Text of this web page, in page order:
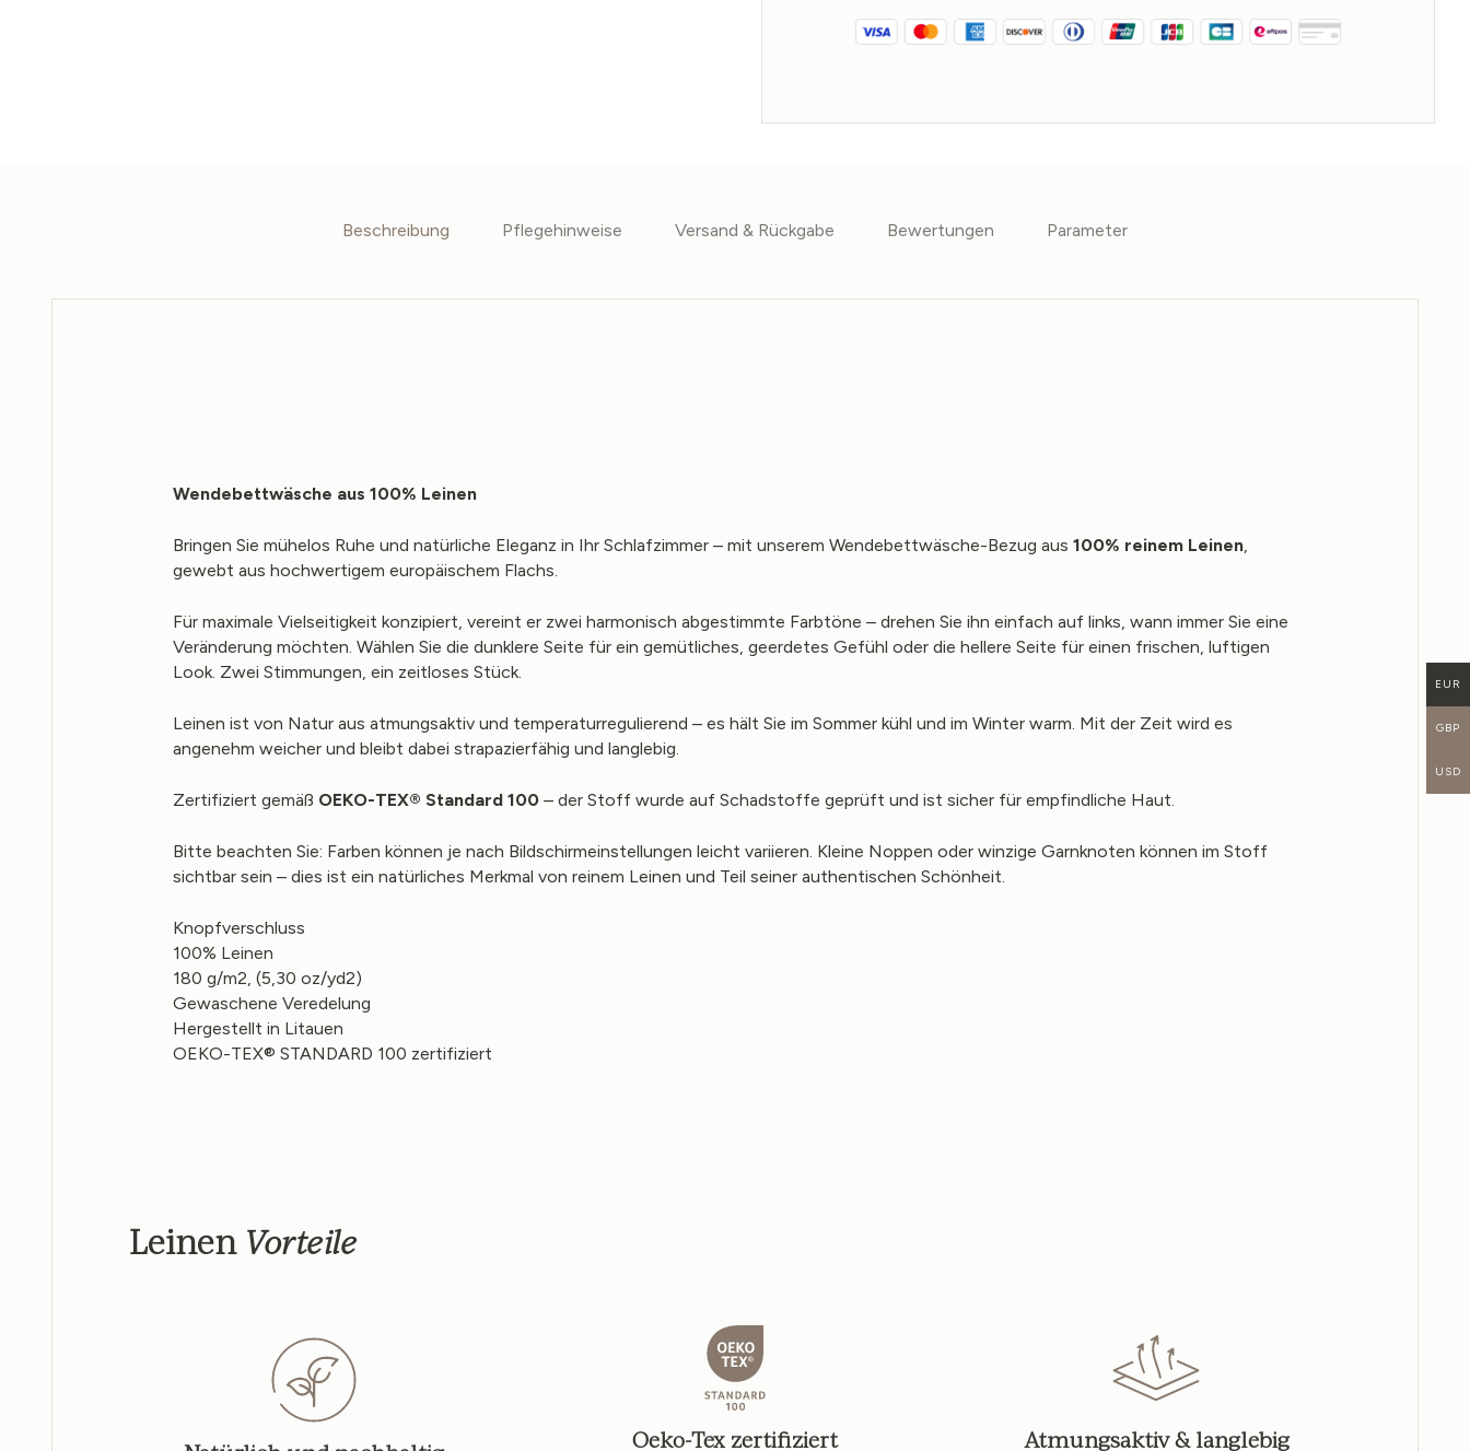
Beschreibung Pflegehinweise Versand & Rückgabe Bewertungen Parameter
Wendebettwäsche aus 100% Leinen
Bringen Sie mühelos Ruhe und natürliche Eleganz in Ihr Schlafzimmer – mit unserem Wendebettwäsche-Bezug aus100% reinem Leinen
gewebt aus hochwertigem europäischem Flachs.
Für maximale Vielseitigkeit konzipiert, vereint er zwei harmonisch abgestimmte Farbtöne – drehen Sie ihn einfach auf links, wann immer Sie eine
Veränderung möchten. Wählen Sie die dunklere Seite für ein gemütliches, geerdetes Gefühl oder die hellere Seite für einen frischen, luftigen
Look. Zwei Stimmungen, ein zeitloses Stück.
Leinen ist von Natur aus atmungsaktiv und temperaturregulierend – es hält Sie im Sommer kühl und im Winter warm. Mit der Zeit wird es
angenehm weicher und bleibt dabei strapazierfähig und langlebig.
Zertifiziert gemäß OEKO-TEX® Standard 100 – der Stoff wurde auf Schadstoffe geprüft und ist sicher für empfindliche Haut.
Bitte beachten Sie: Farben können je nach Bildschirmeinstellungen leicht variieren. Kleine Noppen oder winzige Garnknoten können im Stoff
sichtbar sein – dies ist ein natürliches Merkmal von reinem Leinen und Teil seiner authentischen Schönheit.
Knopfverschluss
100% Leinen
180 g/m2, (5,30 oz/yd2)
Gewaschene Veredelung
Hergestellt in Litauen
OEKO-TEX® STANDARD 100 zertifiziert
Leinen Vorteile
Oeko-Tex zertifiziert Atmungsaktiv & langlebig
EUR
GBP
USD